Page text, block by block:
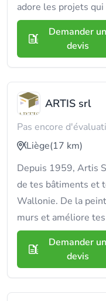
adore les projets
Demander un
devis
ARTIS srl
Pas encore
Liège(17 km)
Depuis 1959, Artis
de tes bâtiments et
Wallonie. De la
murs et améliore
Demander un
devis